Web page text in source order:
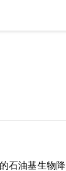
石油基生物降